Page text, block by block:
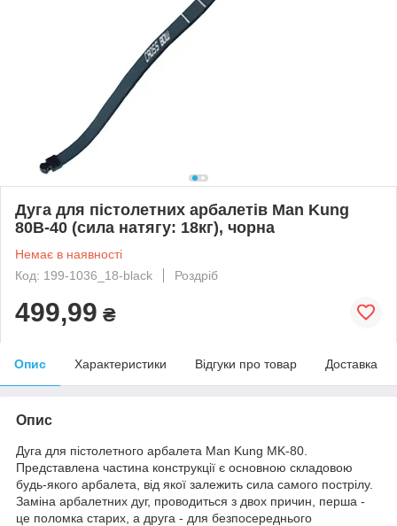
Дуга для пістолетних арбалетів Man Kung
80B-40 (сила натягу: 18кг), чорна
Немає в наявності
Код: 199-1036_18-black
Роздріб
499,99 ₴
Опис Характеристики Відгуки про товар Доставка
Опис
Дуга для пістолетного арбалета Man Kung MK-80.
Представлена ​​частина конструкції є основною складовою
будь-якого арбалета, від якої залежить сила самого пострілу.
Заміна арбалетних дуг, проводиться з двох причин, перша -
це поломка старих, а друга - для безпосереднього